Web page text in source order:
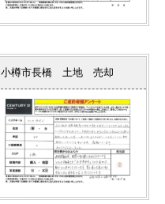
小樽市長橋 土地 売却